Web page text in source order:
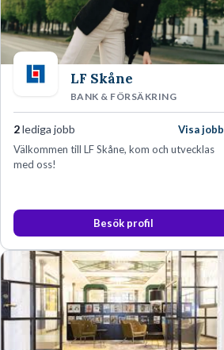
LF Skåne
BANK & FÖRSÄKRING
2lediga jobb
Visa jobb
Välkommen till LF Skåne, kom och utvecklas
med oss!
Besök profil